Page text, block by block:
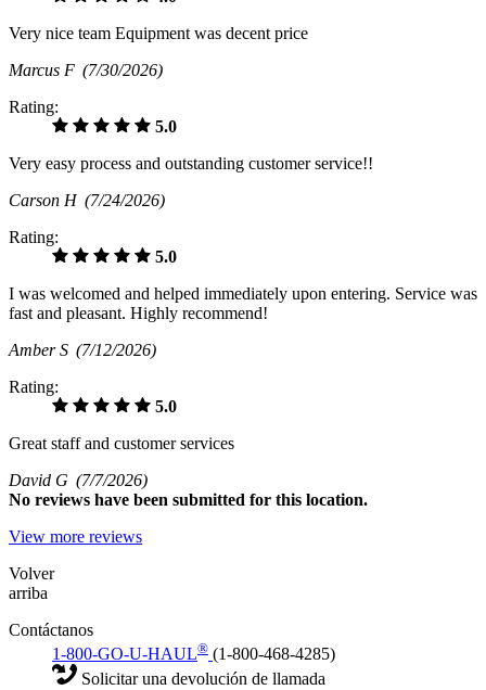
Very nice team Equipment was decent price
Marcus F (7/30/2026)
Rating:
5.0
Very easy process and outstanding customer service!!
Carson H (7/24/2026)
Rating:
5.0
I was welcomed and helped immediately upon entering. Service was
fast and pleasant. Highly recommend!
Amber S (7/12/2026)
Rating:
5.0
Great staff and customer services
David G (7/7/2026)
No reviews have been submitted for this location.
View more reviews
Volver
arriba
Contáctanos
1-800-GO-U-HAUL® (1-800-468-4285)
Solicitar una devolución de llamada